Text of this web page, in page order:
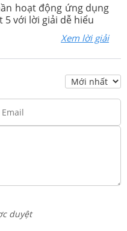
hoạt động ứng dụng
5 với lời giải dễ hiểu
Xem lời giải
duyệt